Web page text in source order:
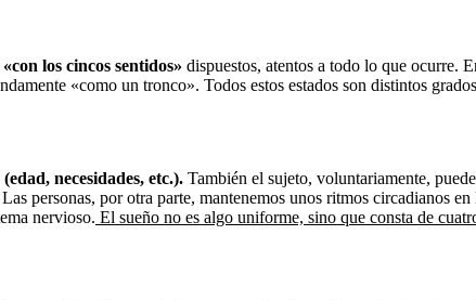
«con los cincos sentidos» dispuestos, atentos a todo lo que ocurre.
«como un tronco». Todos estos estados son distintos
(edad, necesidades, etc.). También el sujeto, voluntariamente,
personas, por otra parte, mantenemos unos ritmos circadianos
nervioso. El sueño no es algo uniforme, sino que consta de